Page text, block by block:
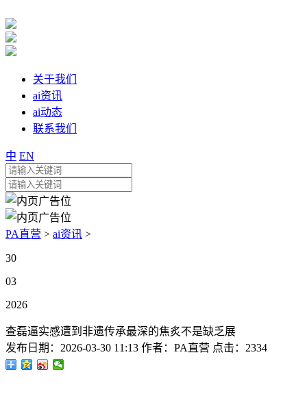
关于我们
ai资讯
ai动态
联系我们
中 EN
PA直营 > ai资讯 >
30
03
2026
查磊逼实感遭到非遗传承最深的焦炙不是缺乏展
发布日期： 2026-03-30 11:13 作者： PA直营 点击： 2334